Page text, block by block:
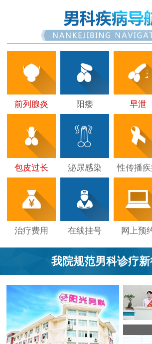
前列腺炎 阳痿 早泄
包皮过长 泌尿感染 性传播
治疗费用 在线挂号 网上预
我院规范男科诊疗